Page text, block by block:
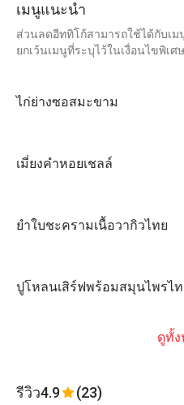
เมนูแนะนำ
ส่วนลดอีททิโก้สามารถใช้ได้กับเ
ยกเว้นเมนูที่ระบุไว้ในเงื่อนไขพิเศษ
ไก่ย่างซอสมะขาม
เมี่ยงคำหอยเชลล์
ยำใบชะครามเนื้อวากิวไทย
ปูโหลนเสิร์ฟพร้อมสมุนไพรไ
ดูทั้
รีวิว4.9 (23)